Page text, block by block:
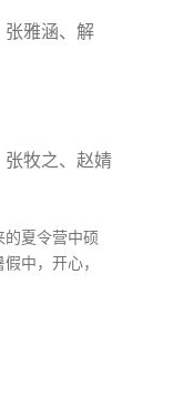
雅涵、解
牧之、赵婧
夏令营中硕
中，开心，